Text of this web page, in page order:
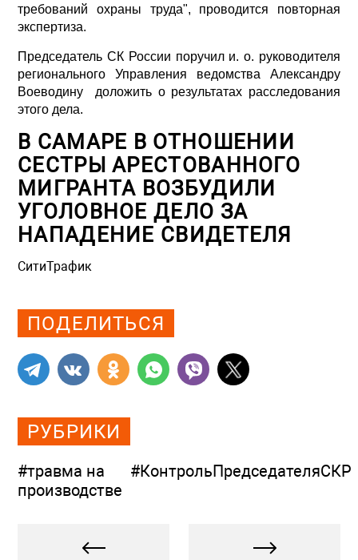
требований охраны труда", проводится повторная
экспертиза.
Председатель СК России поручил и. о. руководителя
регионального Управления ведомства Александру
Воеводину доложить о результатах расследования
этого дела.
В САМАРЕ В ОТНОШЕНИИ
СЕСТРЫ АРЕСТОВАННОГО
МИГРАНТА ВОЗБУДИЛИ
УГОЛОВНОЕ ДЕЛО ЗА
НАПАДЕНИЕ СВИДЕТЕЛЯ
СитиТрафик
ПОДЕЛИТЬСЯ
РУБРИКИ
#травма на
производстве
#КонтрольПредседателяСКР